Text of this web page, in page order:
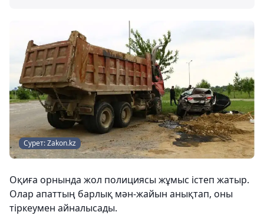
Сурет: Zakon.kz
Оқиға орнында жол полициясы жұмыс істеп жатыр.
Олар апаттың барлық мән-жайын анықтап, оны
тіркеумен айналысады.